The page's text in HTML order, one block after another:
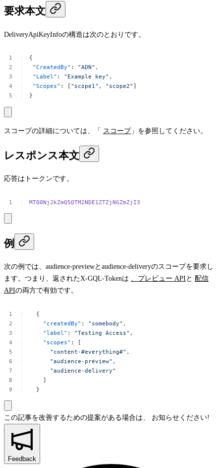
要求本文
DeliveryApiKeyInfoの構造は次のとおりです。
{
"CreatedBy" : "ADN" ,
"Label" : "Example key" ,
"Scopes" : [ "scope1" , "scope2" ]
}
スコープの詳細については、「 スコープ」を参照してください。
レスポンス本文
応答はトークンです。
MTQ0NjJkZmQ5OTM2NDE1ZTZjNGZmZjI3
例
次の例では、 audience-previewと audience-deliveryのスコープを要求し
ます。つまり、返されたX-GQL-Tokenは 、プレビュー API と 配信
APIの両方で有効です。
{
"createdBy" : "somebody" ,
"label" : "Testing Access" ,
"scopes" :
[
"content-#everything#" ,
"audience-preview" ,
"audience-delivery"
]
}
この記事を改善するための提案がある場合は、 お知らせください!
Feedback